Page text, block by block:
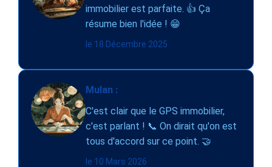
immobilier est parfaite. 👍 Ça
résume bien l'idée ! 😁
le 18 Décembre 2025
Mulan :
C'est clair que le GPS immobilier,
c'est parlant ! 📞 On dirait qu'on est
tous d'accord sur ce point. 🤝
le 10 Mars 2026